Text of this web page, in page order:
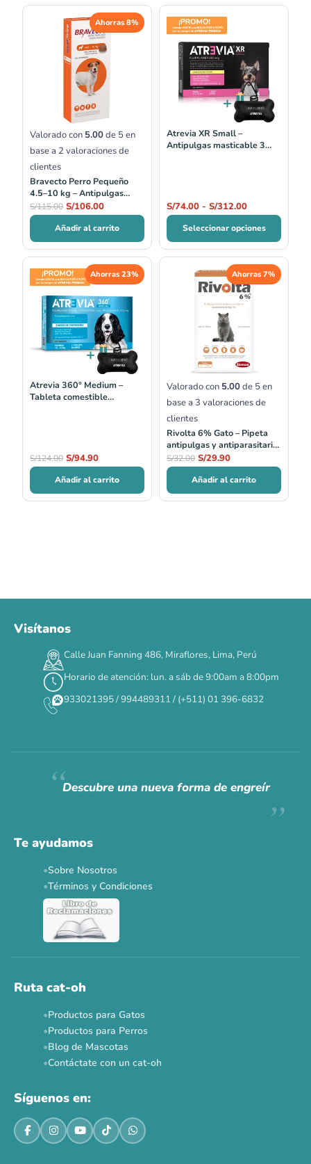
Ahorras 8%
Valorado con 5.00de 5 en
base a 2 valoraciones de
clientes
Bravecto Perro Pequeño
4.5–10 kg – Antipulgas
masticable 3 meses
S/115.00
precio
original
era:
S/115.00.
S/106.00
El
precio
actual
S/106.00.
Añadir al carrito
Atrevia XR Small –
Antipulgas masticable 3
S/74.00 - S/312.00
precios:
desde
S/74.00
hasta
S/312.00
Seleccionar opciones
Ahorras 23%
Atrevia 360° Medium –
Tableta comestible
S/124.00
precio
original
era:
S/124.00.
S/94.90
El
precio
actual
es:
S/94.90.
Añadir al carrito
Ahorras 7%
Valorado con 5.00de 5 en
base a 3 valoraciones de
clientes
Rivolta 6% Gato – Pipeta
antipulgas y antiparasitaria
2.6–7.5 kg
S/32.00
precio
original
era:
S/32.00.
S/29.90
El
precio
actual
es:
S/29.90.
Añadir al carrito
Visítanos
Calle Juan Fanning 486, Miraflores, Lima, Perú
Horario de atención: lun. a sáb de 9:00am a 8:00pm
933021395 / 994489311 / (+511) 01 396-6832
Descubre una nueva forma de engreír
Te ayudamos
Sobre Nosotros
Términos y Condiciones
Ruta cat-oh
Productos para Gatos
Productos para Perros
Blog de Mascotas
Contáctate con un cat-oh
Síguenos en: